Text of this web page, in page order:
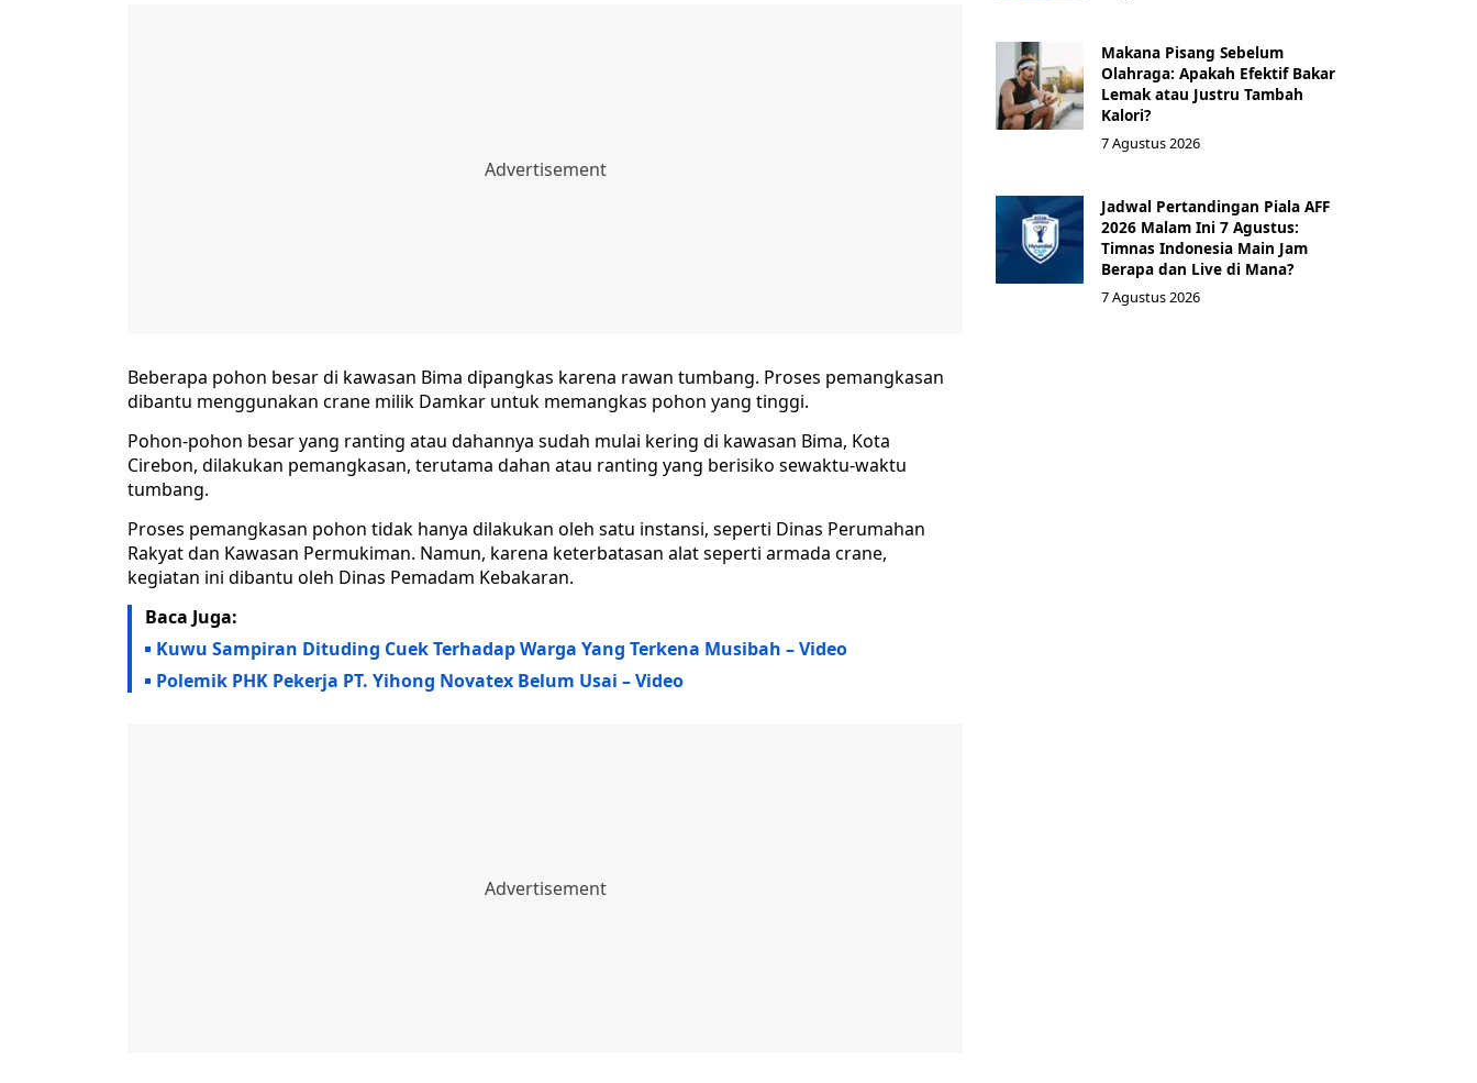
Beberapa pohon besar di kawasan Bima dipangkas karena rawan tumbang. Proses pemangkasan
dibantu menggunakan crane milik Damkar untuk memangkas pohon yang tinggi.
Pohon-pohon besar yang ranting atau dahannya sudah mulai kering di kawasan Bima, Kota
Cirebon, dilakukan pemangkasan, terutama dahan atau ranting yang berisiko sewaktu-waktu
tumbang.
Proses pemangkasan pohon tidak hanya dilakukan oleh satu instansi, seperti Dinas Perumahan
Rakyat dan Kawasan Permukiman. Namun, karena keterbatasan alat seperti armada crane,
kegiatan ini dibantu oleh Dinas Pemadam Kebakaran.
Baca Juga:
Kuwu Sampiran Dituding Cuek Terhadap Warga Yang Terkena Musibah – Video
Polemik PHK Pekerja PT. Yihong Novatex Belum Usai – Video
Makana Pisang Sebelum
Olahraga: Apakah Efektif Bakar
Lemak atau Justru Tambah
Kalori?
7 Agustus 2026
Jadwal Pertandingan Piala AFF
2026 Malam Ini 7 Agustus:
Timnas Indonesia Main Jam
Berapa dan Live di Mana?
7 Agustus 2026